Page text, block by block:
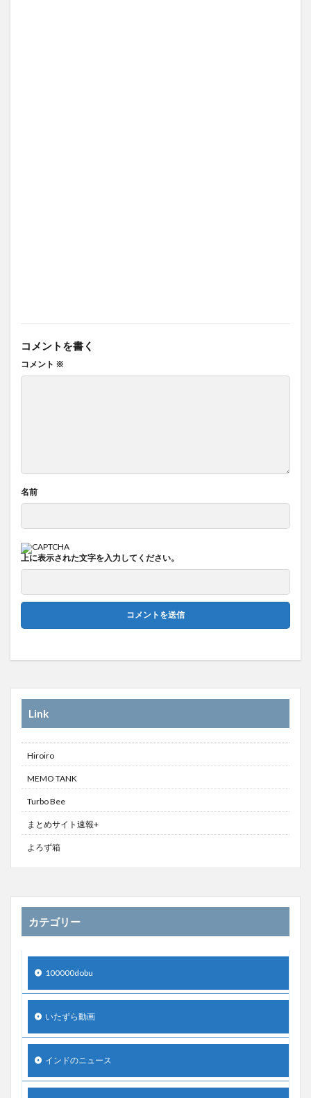
コメントを書く
コメント ※
名前
上に表示された文字を入力してください。
Link
Hiroiro
MEMO TANK
Turbo Bee
まとめサイト速報+
よろず箱
カテゴリー
100000dobu
いたずら動画
インドのニュース